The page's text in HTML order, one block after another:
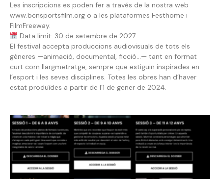
Les inscripcions es poden fer a través de la nostra web
www.bcnsportsfilm.org o a les plataformes Festhome i
FilmFreeway.
Data límit: 30 de setembre de 2027
El festival accepta produccions audiovisuals de tots els
gèneres —animació, documental, ficció…— tant en format
curt com llargmetratge, sempre que estiguin inspirades en
l’esport i les seves disciplines. Totes les obres han d’haver
estat produïdes a partir de l’1 de gener de 2024.